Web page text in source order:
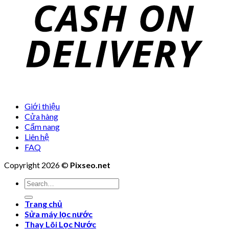
Giới thiệu
Cửa hàng
Cẩm nang
Liên hệ
FAQ
Copyright 2026 © Pixseo.net
Search
for:
Trang chủ
Sửa máy lọc nước
Thay Lõi Lọc Nước